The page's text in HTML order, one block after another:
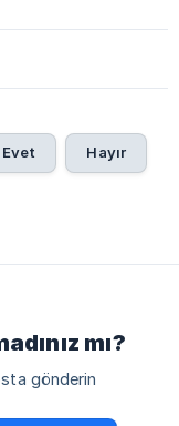
Evet Hayır
mı?
gönderin